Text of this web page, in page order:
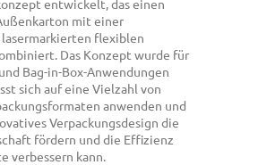
entwickelt, das einen
mit einer
lasermarkierten flexiblen
Das Konzept wurde für
Bag-in-Box-Anwendungen
sich auf eine Vielzahl von
anwenden und
Verpackungsdesign die
fördern und die Effizienz
verbessern kann.